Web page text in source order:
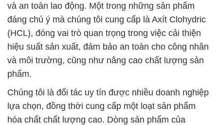
và an toàn lao động. Một trong những sản phẩm
đáng chú ý mà chúng tôi cung cấp là Axít Clohydric
(HCL), đóng vai trò quan trọng trong việc cải thiện
hiệu suất sản xuất, đảm bảo an toàn cho công nhân
và môi trường, cũng như nâng cao chất lượng sản
phẩm.
Chúng tôi là đối tác uy tín được nhiều doanh nghiệp
lựa chọn, đồng thời cung cấp một loạt sản phẩm
hóa chất chất lượng cao. Dòng sản phẩm của